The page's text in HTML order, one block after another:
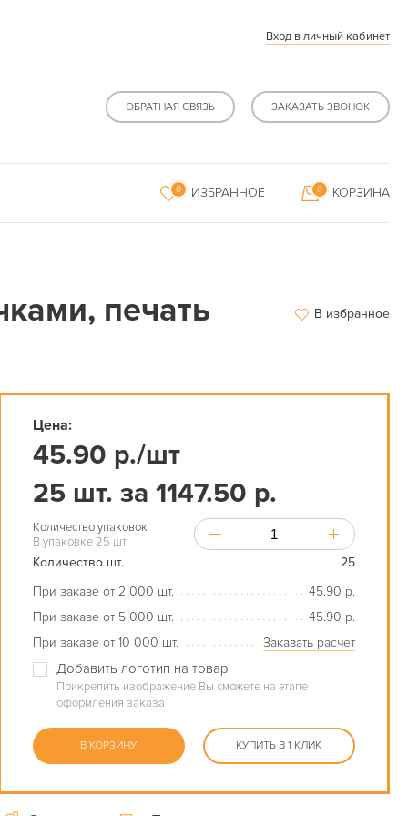
Вход в личный кабинет
ОБРАТНАЯ СВЯЗЬ ЗАКАЗАТЬ ЗВОНОК
0 ИЗБРАННОЕ 0 КОРЗИНА
печать
В избранное
Цена:
45.90 р./шт
25 шт. за 1147.50 р.
Количество упаковок
В упаковке 25 шт.
Количество шт.
25
При заказе от 2 000 шт.
45.90 р.
При заказе от 5 000 шт.
45.90 р.
При заказе от 10 000 шт.
Заказать расчет
Добавить логотип на товар
Прикрепить изображение Вы сможете на этапе
оформления заказа
В КОРЗИНУ КУПИТЬ В 1 КЛИК